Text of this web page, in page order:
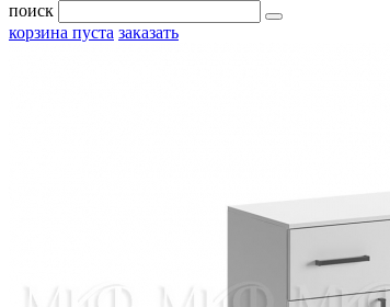
поиск
корзина пуста заказать